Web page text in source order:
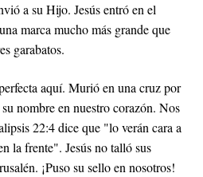
a su Hijo. Jesús entró en el
marca mucho más grande que
garabatos.
aquí. Murió en una cruz por
nombre en nuestro corazón. Nos
22:4 dice que "lo verán cara a
la frente". Jesús no talló sus
¡Puso su sello en nosotros!